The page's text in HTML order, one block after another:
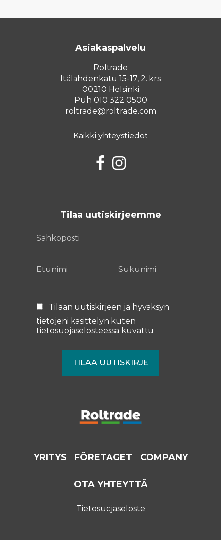
Asiakaspalvelu
Roltrade
Itälahdenkatu 15-17, 2. krs
00210 Helsinki
Puh 010 322 0500
roltrade@roltrade.com
Kaikki yhteystiedot
FacebookInstagram
Tilaa uutiskirjeemme
Tilaan uutiskirjeen ja hyväksyn
tietojeni käsittelyn kuten
tietosuojaselosteessa kuvattu
YRITYS FÖRETAGET COMPANY
OTA YHTEYTTÄ
Tietosuojaseloste